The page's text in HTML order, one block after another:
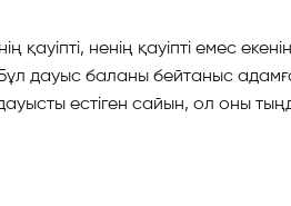
ненің қауіпті емес
Бұл дауыс баланы бейтаныс
естіген сайын, ол оны